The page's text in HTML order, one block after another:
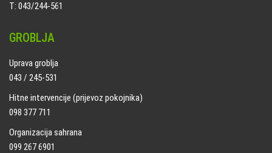
T: 043/244-561
GROBLJA
Uprava groblja
043 / 245-531
Hitne intervencije (prijevoz pokojnika)
098 377 711
Organizacija sahrana
099 267 6901